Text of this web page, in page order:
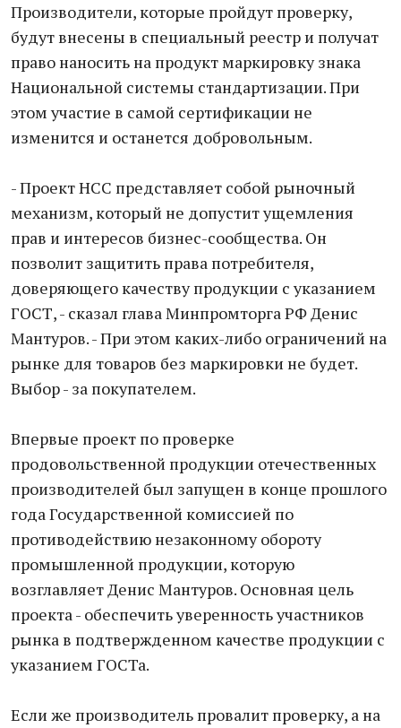
Производители, которые пройдут проверку,
будут внесены в специальный реестр и получат
право наносить на продукт маркировку знака
Национальной системы стандартизации. При
этом участие в самой сертификации не
изменится и останется добровольным.
- Проект НСС представляет собой рыночный
механизм, который не допустит ущемления
прав и интересов бизнес-сообщества. Он
позволит защитить права потребителя,
доверяющего качеству продукции с указанием
ГОСТ, - сказал глава Минпромторга РФ Денис
Мантуров. - При этом каких-либо ограничений на
рынке для товаров без маркировки не будет.
Выбор - за покупателем.
Впервые проект по проверке
продовольственной продукции отечественных
производителей был запущен в конце прошлого
года Государственной комиссией по
противодействию незаконному обороту
промышленной продукции, которую
возглавляет Денис Мантуров. Основная цель
проекта - обеспечить уверенность участников
рынка в подтвержденном качестве продукции с
указанием ГОСТа.
Если же производитель провалит проверку, а на